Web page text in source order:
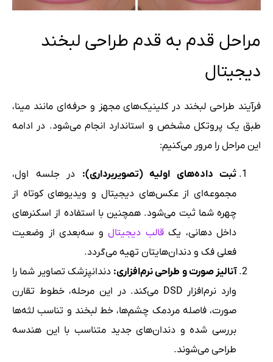
مراحل قدم به قدم طراحی لبخند
دیجیتال
فرآیند طراحی لبخند در کلینیک‌های مجهز و حرفه‌ای مانند مینا،
طبق یک پروتکل مشخص و استاندارد انجام می‌شود. در ادامه
این مراحل را مرور می‌کنیم:
ثبت داده‌های اولیه (تصویربرداری): در جلسه اول،
مجموعه‌ای از عکس‌های دیجیتال و ویدیوهای کوتاه از
چهره شما ثبت می‌شود. همچنین با استفاده از اسکنرهای
داخل دهانی، یکقالب دیجیتال و سه‌بعدی از وضعیت
فعلی فک و دندان‌هایتان تهیه می‌گردد.
آنالیز صورت و طراحی نرم‌افزاری: دندانپزشک تصاویر شما را
وارد نرم‌افزار DSD می‌کند. در این مرحله، خطوط تقارن
صورت، فاصله مردمک چشم‌ها، خط لبخند و تناسب لثه‌ها
بررسی شده و دندان‌های جدید متناسب با این هندسه
طراحی می‌شوند.